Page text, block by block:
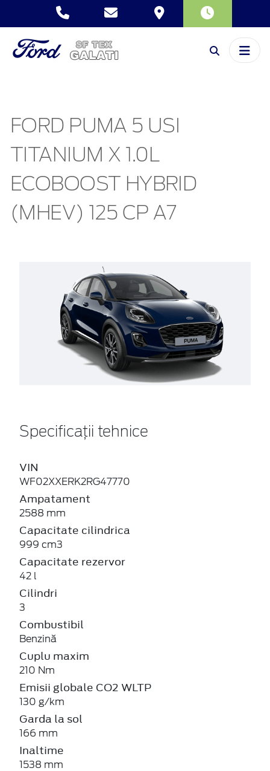
FORD PUMA 5 USI
TITANIUM X 1.0L
ECOBOOST HYBRID
(MHEV) 125 CP A7
Specificații tehnice
VIN
WF02XXERK2RG47770
Ampatament
2588 mm
Capacitate cilindrica
999 cm3
Capacitate rezervor
42 l
Cilindri
3
Combustibil
Benzină
Cuplu maxim
210 Nm
Emisii globale CO2 WLTP
130 g/km
Garda la sol
166 mm
Inaltime
1538 mm